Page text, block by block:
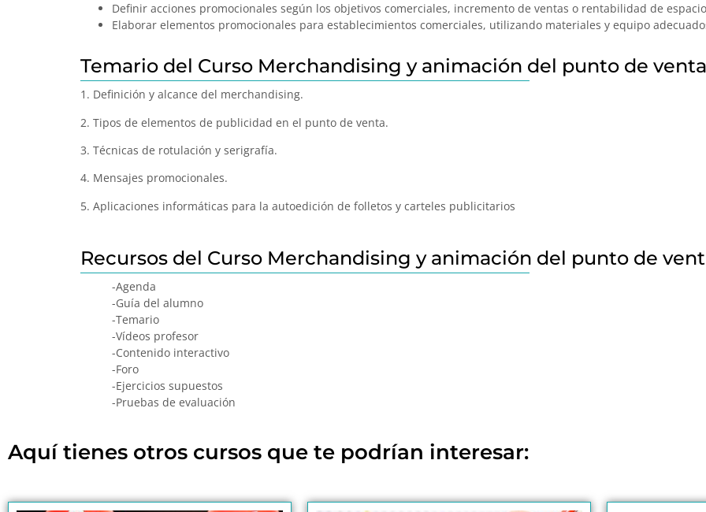
Definir acciones promocionales según los objetivos comerciales, incremento de ventas o rentabilidad de
Elaborar elementos promocionales para establecimientos comerciales, utilizando materiales y equipo
Temario del Curso Merchandising y animación del punto de venta
1. Definición y alcance del merchandising.
2. Tipos de elementos de publicidad en el punto de venta.
3. Técnicas de rotulación y serigrafía.
4. Mensajes promocionales.
5. Aplicaciones informáticas para la autoedición de folletos y carteles publicitarios
Recursos del Curso Merchandising y animación del punto de
-Agenda
-Guía del alumno
-Temario
-Vídeos profesor
-Contenido interactivo
-Foro
-Ejercicios supuestos
-Pruebas de evaluación
Aquí tienes otros cursos que te podrían interesar: